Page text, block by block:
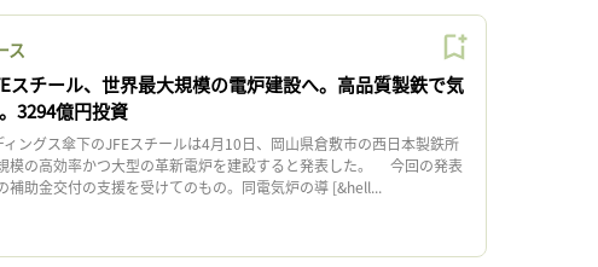
ス
スチール、世界最大規模の電炉建設へ。高品質製鉄で気
3294億円投資
ングス傘下のJFEスチールは4月10日、岡山県倉敷市の西日本製鉄所
模の高効率かつ大型の革新電炉を建設すると発表した。 今回の発表
補助金交付の支援を受けてのもの。同電気炉の導 [&hell...